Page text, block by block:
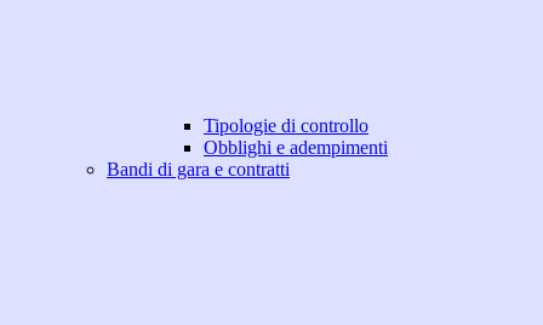
Tipologie di controllo
Obblighi e adempimenti
Bandi di gara e contratti